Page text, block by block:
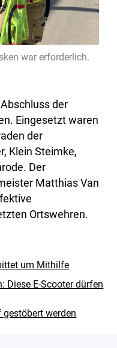
war erforderlich.
der
Eingesetzt waren
der
Klein Steimke,
Der
Matthias Van
Ortswehren.
um Mithilfe
Diese E-Scooter dürfen
werden